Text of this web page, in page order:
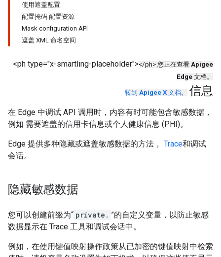
使用遮盖配置
配置掩码 配置资源
Mask configuration API
遮盖 XML 命名空间
<ph type="x-smartling-placeholder"></ph> 您正在查看 Apigee
Edge 文档。
转到 Apigee X 文档。 信息
在 Edge 中调试 API 调用时，内容有时可能包含敏感数据，
例如 需要遮盖的信用卡信息或个人健康信息 (PHI)。
Edge 提供多种隐藏或遮盖敏感数据的方法， Trace和调试
会话。
隐藏敏感数据
您可以创建前缀为“ private. ”的自定义变量，以防止敏感
数据显示在 Trace 工具和调试会话中。
例如，在使用键值映射操作政策从已加密的键值映射中检索